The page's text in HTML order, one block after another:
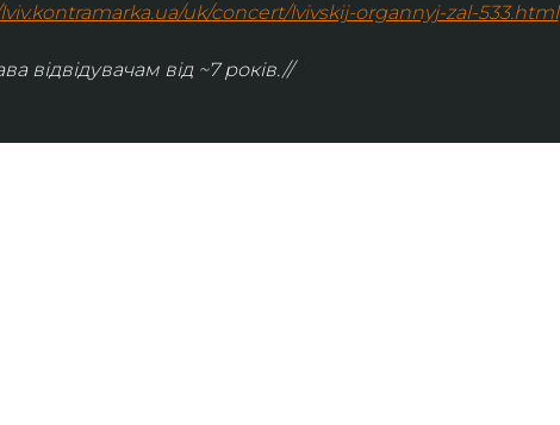
uk/concert/lvivskij-organnyj-zal-533.html
відвідувачам від ~7 років.//